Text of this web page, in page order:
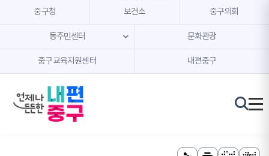
본문 내용 바로가기
주메뉴 바로가기
중구청 보건소 중구의회
동주민센터 문화관광
중구교육지원센터 내편중구